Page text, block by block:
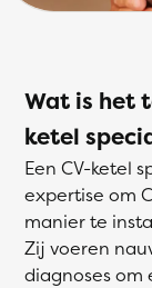
Wat is het
ketel
Een CV-ketel
expertise om
manier te
Zij voeren
diagnoses om